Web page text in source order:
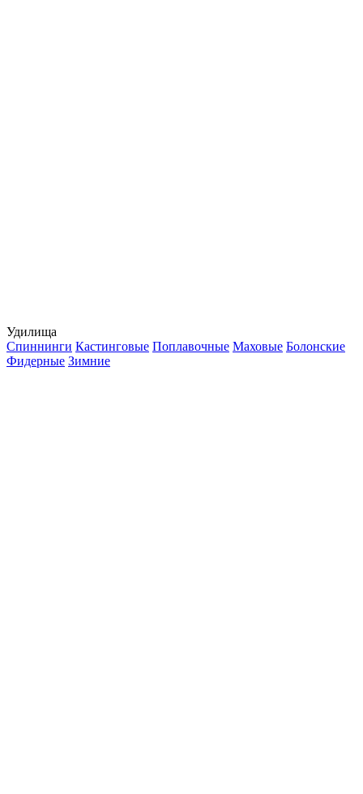
Удилища
Спиннинги Кастинговые Поплавочные Маховые Болонские
Фидерные Зимние